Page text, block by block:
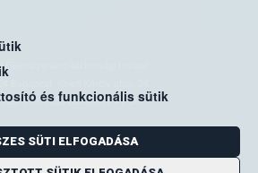
és funkcionális sütik
SÜTI ELFOGADÁSA
Élelmiszerlánc-biztonsági Hivatal
cím: 1525 Budapest. Pf. 30.
ugyfelszolgalat@nebih.gov.hu
Zöld szám: 06-80/263-244